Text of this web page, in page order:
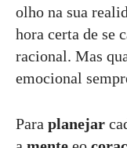
olho na sua
hora certa de se
racional. Mas
emocional
Para planejar